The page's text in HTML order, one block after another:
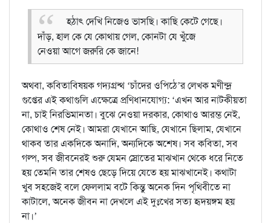
হঠাৎ দেখি নিজেও ভাসছি। কাছি কেটে গেছে।
দাঁড়, হাল কে যে কোথায় গেল, কোনটা যে খুঁজে
নেওয়া আগে জরুরি কে জানে!
অথবা, কবিতাবিষয়ক গদ্যগ্রন্থ ‘চাঁদের ওপিঠে’র লেখক মণীন্দ্র
গুপ্তের এই কথাগুলি এক্ষেত্রে প্রণিধানযোগ্য: ‘এখন আর নাটকীয়তা
না, চাই নিরভিমানতা। বুঝে নেওয়া দরকার, কোথাও আরম্ভ নেই,
কোথাও শেষ নেই। আমরা যেখানে আছি, যেখানে ছিলাম, যেখানে
থাকব তার একদিকে অনাদি, অন্যদিকে অশেষ। সব কবিতা, সব
গল্প, সব জীবনেরই শুরু যেমন স্রোতের মাঝখান থেকে ধরে নিতে
হয় তেমনি তার শেষও ছেড়ে দিয়ে যেতে হয় মাঝখানেই। কথাটা
খুব সহজেই বলে ফেললাম বটে কিন্তু অনেক দিন পৃথিবীতে না
কাটালে, অনেক জীবন না দেখলে এই দুঃখের সত্য হৃদয়ঙ্গম হয়
না।’